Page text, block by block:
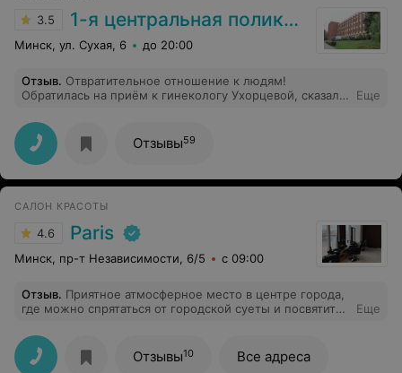
3.5 1-я центральная поликлиника
Минск, ул. Сухая, 6 до 20:00
Отзыв. Отвратительное отношение к людям!
Обратилась на приём к гинекологу Ухорцевой, сказала,
сделала соскоб на цитологию, хотя я заранее
предупредила, делала этот анализ месяц назад в
другой клинике и могу принести выписку. Далее после
проведения этих экзекуций мне сообщили, что нужно
будет прийти повторно т.к. из-за взятия анализа у меня
выписать таблетки!
Еще
Отзывы59
САЛОН КРАСОТЫ
4.6 Paris
Минск, пр-т Независимости, 6/5 с 09:00
Отзыв. Приятное атмосферное место в центре города,
где можно спрятаться от городской суеты и посвятить
квалифицированные мастера. Благодарю косметолога
Анну за прекрасный результат и доставленное
удовольствие.
Еще
Отзывы10 Все адреса